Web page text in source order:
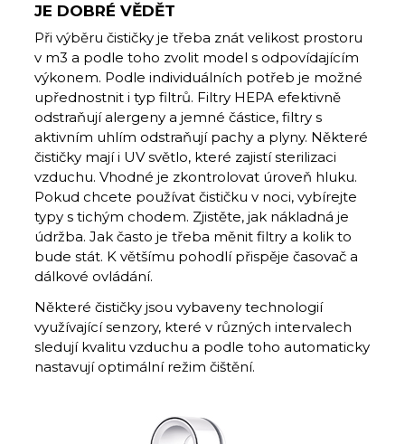
JE DOBRÉ VĚDĚT
Při výběru čističky je třeba znát velikost prostoru
v m3 a podle toho zvolit model s odpovídajícím
výkonem. Podle individuálních potřeb je možné
upřednostnit i typ filtrů. Filtry HEPA efektivně
odstraňují alergeny a jemné částice, filtry s
aktivním uhlím odstraňují pachy a plyny. Některé
čističky mají i UV světlo, které zajistí sterilizaci
vzduchu. Vhodné je zkontrolovat úroveň hluku.
Pokud chcete používat čističku v noci, vybírejte
typy s tichým chodem. Zjistěte, jak nákladná je
údržba. Jak často je třeba měnit filtry a kolik to
bude stát. K většímu pohodlí přispěje časovač a
dálkové ovládání.
Některé čističky jsou vybaveny technologií
využívající senzory, které v různých intervalech
sledují kvalitu vzduchu a podle toho automaticky
nastavují optimální režim čištění.